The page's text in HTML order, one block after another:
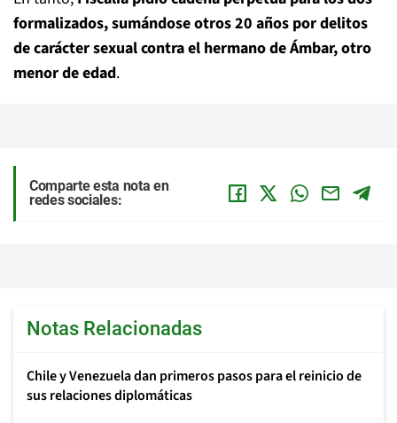
formalizados, sumándose otros 20 años por delitos
de carácter sexual contra el hermano de Ámbar, otro
menor de edad.
Comparte esta nota en
redes sociales:
Notas Relacionadas
Chile y Venezuela dan primeros pasos para el reinicio de
sus relaciones diplomáticas